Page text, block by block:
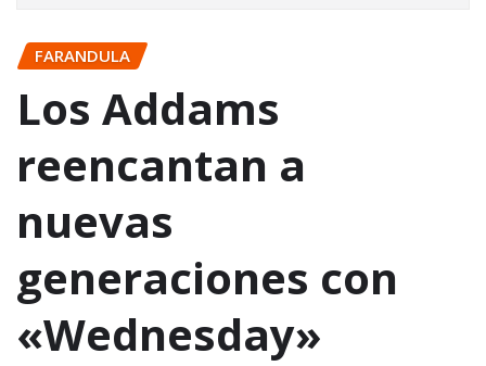
FARANDULA
Los Addams
reencantan a
nuevas
generaciones con
«Wednesday»